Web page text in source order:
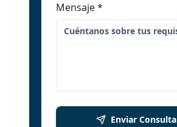
Mensaje*
Enviar Consulta